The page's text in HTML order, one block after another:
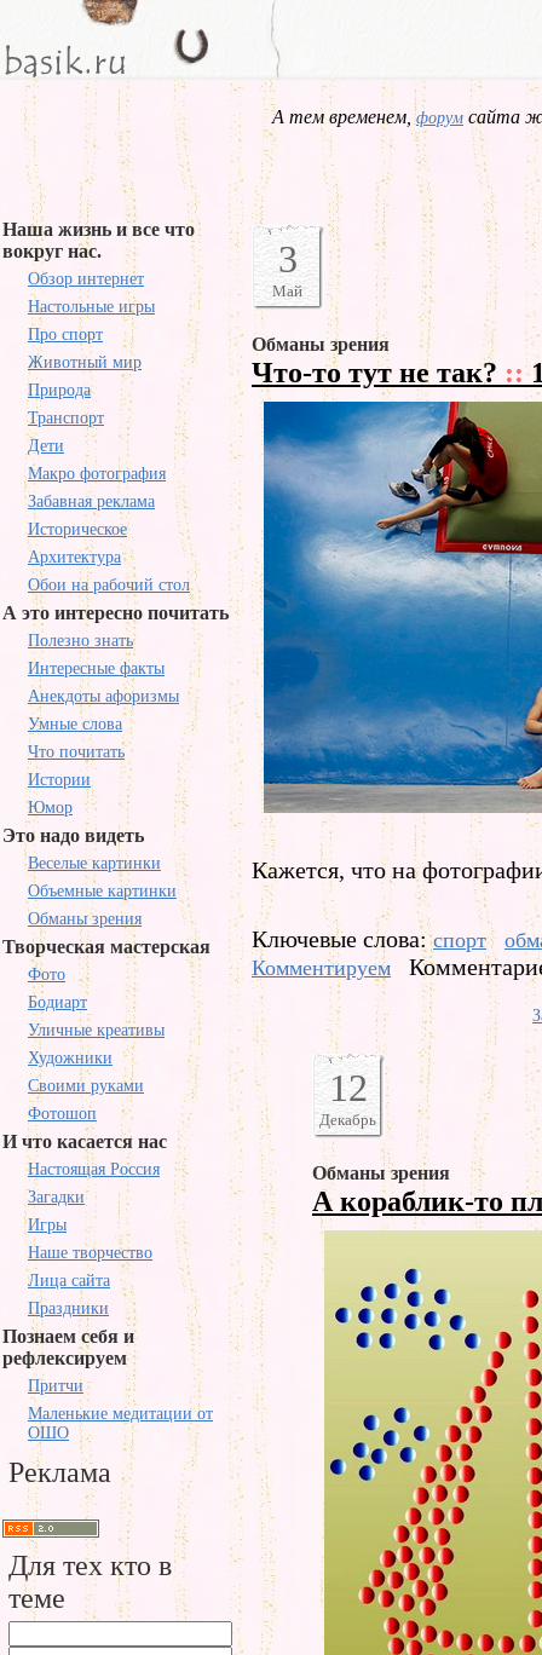
А тем временем,форум сайта
Наша жизнь и все что
вокруг нас.
Обзор интернет
Настольные игры
Про спорт
Животный мир
Природа
Транспорт
Дети
Макро фотография
Забавная реклама
Историческое
Архитектура
Обои на рабочий стол
А это интересно почитать
Полезно знать
Интересные факты
Анекдоты афоризмы
Умные слова
Что почитать
Истории
Юмор
Это надо видеть
Веселые картинки
Объемные картинки
Обманы зрения
Творческая мастерская
Фото
Бодиарт
Уличные креативы
Художники
Своими руками
Фотошоп
И что касается нас
Настоящая Россия
Загадки
Игры
Наше творчество
Лица сайта
Праздники
Познаем себя и
рефлексируем
Притчи
Маленькие медитации от
ОШО
Реклама
Для тех кто в
теме
3
Май
Обманы зрения
Что-то тут не так? ::
Кажется, что на
Ключевые слова:спорт
Комментируем
12
Декабрь
Обманы зрения
А кораблик-то